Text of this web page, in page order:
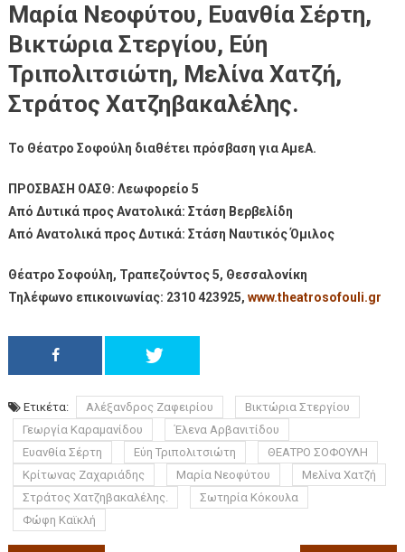
Μαρία Νεοφύτου, Ευανθία Σέρτη,
Βικτώρια Στεργίου, Εύη
Τριπολιτσιώτη, Μελίνα Χατζή,
Στράτος Χατζηβακαλέλης.
Το Θέατρο Σοφούλη διαθέτει πρόσβαση για ΑμεΑ.
ΠΡΟΣΒΑΣΗ ΟΑΣΘ: Λεωφορείο 5
Από Δυτικά προς Ανατολικά: Στάση Βερβελίδη
Από Ανατολικά προς Δυτικά: Στάση Ναυτικός Όμιλος
Θέατρο Σοφούλη, Τραπεζούντος 5, Θεσσαλονίκη
Τηλέφωνο επικοινωνίας: 2310 423925, www.theatrosofouli.gr
Ετικέτα: Αλέξανδρος Ζαφειρίου
Βικτώρια Στεργίου
Γεωργία Καραμανίδου
Έλενα Αρβανιτίδου
Ευανθία Σέρτη
Εύη Τριπολιτσιώτη
ΘΕΑΤΡΟ ΣΟΦΟΥΛΗ
Κρίτωνας Ζαχαριάδης
Μαρία Νεοφύτου
Μελίνα Χατζή
Στράτος Χατζηβακαλέλης.
Σωτηρία Κόκουλα
Φώφη Καϊκλή